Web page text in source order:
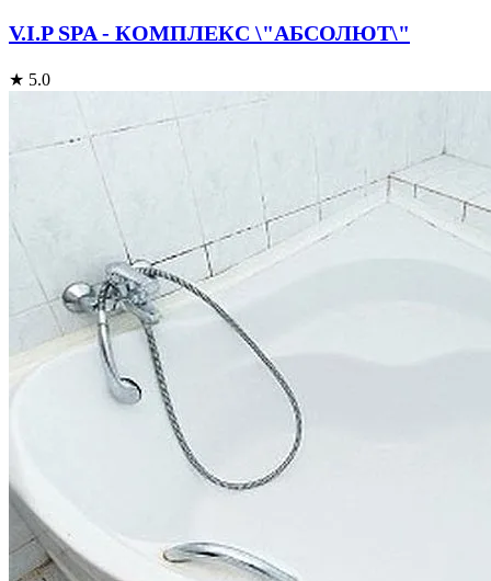
V.I.P SPA - КОМПЛЕКС \"АБСОЛЮТ\"
★ 5.0